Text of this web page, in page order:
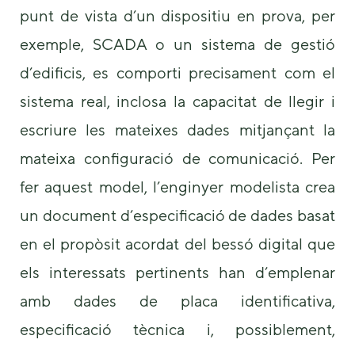
punt de vista d’un dispositiu en prova, per
exemple, SCADA o un sistema de gestió
d’edificis, es comporti precisament com el
sistema real, inclosa la capacitat de llegir i
escriure les mateixes dades mitjançant la
mateixa configuració de comunicació. Per
fer aquest model, l’enginyer modelista crea
un document d’especificació de dades basat
en el propòsit acordat del bessó digital que
els interessats pertinents han d’emplenar
amb dades de placa identificativa,
especificació tècnica i, possiblement,